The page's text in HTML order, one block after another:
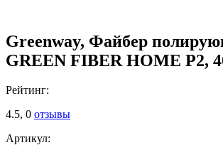
Greenway, Файбер
GREEN FIBER HOME P2,
Рейтинг:
4.5, 0 отзывы
Артикул: